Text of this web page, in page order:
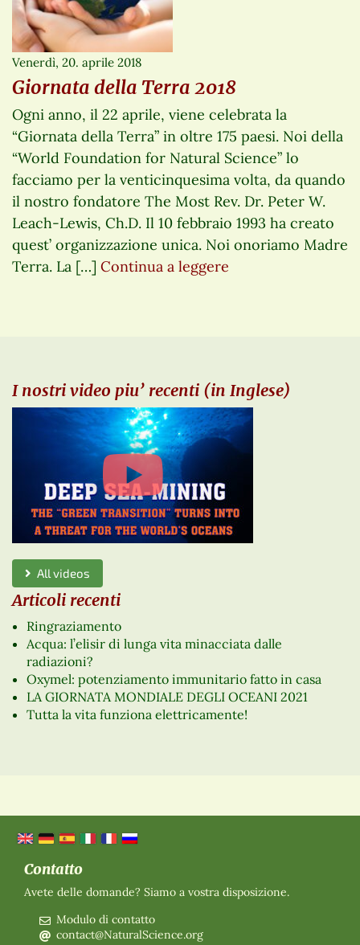
Venerdì, 20. aprile 2018
Giornata della Terra 2018
Ogni anno, il 22 aprile, viene celebrata la
“Giornata della Terra” in oltre 175 paesi. Noi della
“World Foundation for Natural Science” lo
facciamo per la venticinquesima volta, da quando
il nostro fondatore The Most Rev. Dr. Peter W.
Leach-Lewis, Ch.D. Il 10 febbraio 1993 ha creato
quest’ organizzazione unica. Noi onoriamo Madre
Terra. La […] Continua a leggere
I nostri video piu’ recenti (in Inglese)
All videos
Articoli recenti
Ringraziamento
Acqua: l’elisir di lunga vita minacciata dalle
radiazioni?
Oxymel: potenziamento immunitario fatto in casa
LA GIORNATA MONDIALE DEGLI OCEANI 2021
Tutta la vita funziona elettricamente!
Contatto
Avete delle domande? Siamo a vostra disposizione.
Modulo di contatto
contact@NaturalScience.org